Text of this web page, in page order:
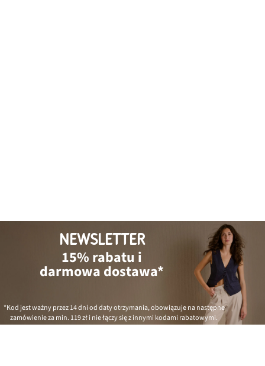
NEWSLETTER
15% rabatu i
darmowa dostawa*
*Kod jest ważny przez 14 dni od daty otrzymania, obowiązuje na następne
zamówienie za min. 119 złi nie łączy się z innymi kodami rabatowymi.